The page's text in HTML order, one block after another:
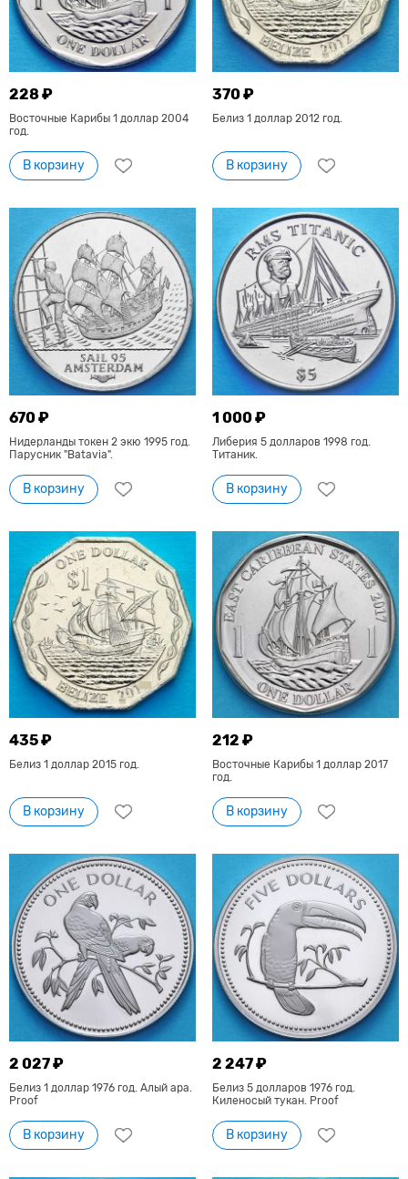
228 ₽
Восточные Карибы 1 доллар 2004
год.
В корзину
370 ₽
Белиз 1 доллар 2012 год.
В корзину
670 ₽
Нидерланды токен 2 экю 1995 год.
Парусник "Batavia".
В корзину
1 000 ₽
Либерия 5 долларов 1998 год.
Титаник.
В корзину
435 ₽
Белиз 1 доллар 2015 год.
В корзину
212 ₽
Восточные Карибы 1 доллар 2017
год.
В корзину
2 027 ₽
Белиз 1 доллар 1976 год. Алый ара.
Proof
В корзину
2 247 ₽
Белиз 5 долларов 1976 год.
Киленосый тукан. Proof
В корзину